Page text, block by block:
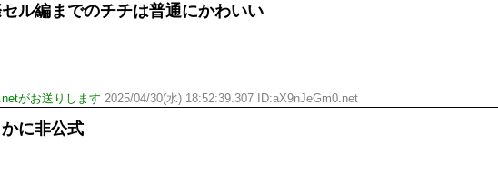
ル編までのチチは普通にかわいい
がお送りします 2025/04/30(水) 18:52:39.307 ID:aX9nJeGm0.net
に非公式